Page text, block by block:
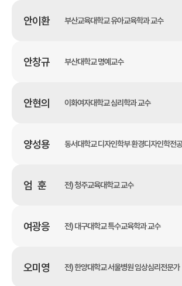
안이환 부산교육대학교 유아교육학과 교수
안창규 부산대학교 명예교수
안현의 이화여자대학교 심리학과 교수
양성용 동서대학교 디자인학부 환경디자인학전
엄 훈 전) 청주교육대학교 교수
여광응 전) 대구대학교 특수교육학과 교수
오미영 전) 한양대학교 서울병원 임상심리전문가